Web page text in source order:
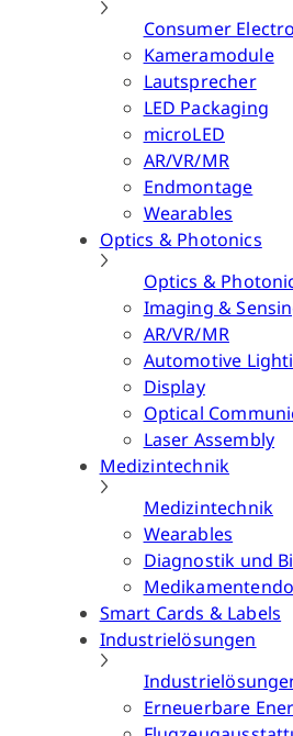
Consumer
Kameramodule
Lautsprecher
LED Packaging
microLED
AR/VR/MR
Endmontage
Wearables
Optics & Photonics
Optics &
Imaging &
AR/VR/MR
Automotive
Display
Optical
Laser Assembly
Medizintechnik
Medizintechnik
Wearables
Diagnostik und
Smart Cards & Labels
Industrielösungen
Erneuerbare